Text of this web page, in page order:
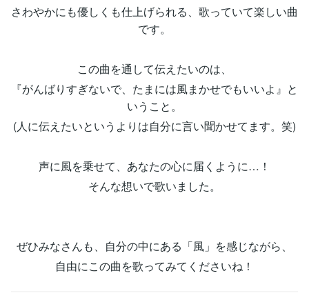
さわやかにも優しくも仕上げられる、歌っていて楽しい曲
です。
この曲を通して伝えたいのは、
『がんばりすぎないで、たまには風まかせでもいいよ』と
いうこと。
(人に伝えたいというよりは自分に言い聞かせてます。笑)
声に風を乗せて、あなたの心に届くように…！
そんな想いで歌いました。
ぜひみなさんも、自分の中にある「風」を感じながら、
自由にこの曲を歌ってみてくださいね！